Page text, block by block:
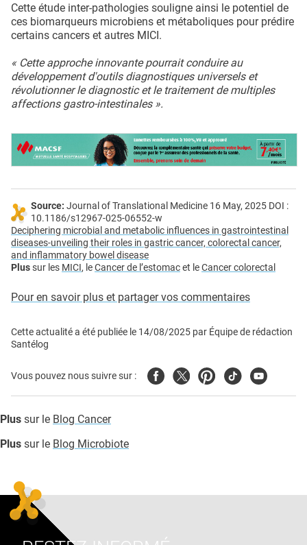
Cette étude inter-pathologies souligne ainsi le potentiel de
ces biomarqueurs microbiens et métaboliques pour prédire
certains cancers et autres MICI.
« Cette approche innovante pourrait conduire au
développement d'outils diagnostiques universels et
révolutionner le diagnostic et le traitement de multiples
affections gastro-intestinales ».
Source: Journal of Translational Medicine 16 May, 2025 DOI :
10.1186/s12967-025-06552-w
Deciphering microbial and metabolic influences in gastrointestinal
diseases-unveiling their roles in gastric cancer, colorectal cancer,
and inflammatory bowel disease
Plussur les MICI, leCancer de l’estomacet leCancer colorectal
Pour en savoir plus et partager vos commentaires
Cette actualité a été publiée le 14/08/2025 par Équipe de rédaction
Santélog
Vous pouvez nous suivre sur : FacebookTwitterPinterest
TiktokYoutube
Plus sur le Blog Cancer
Plus sur le Blog Microbiote